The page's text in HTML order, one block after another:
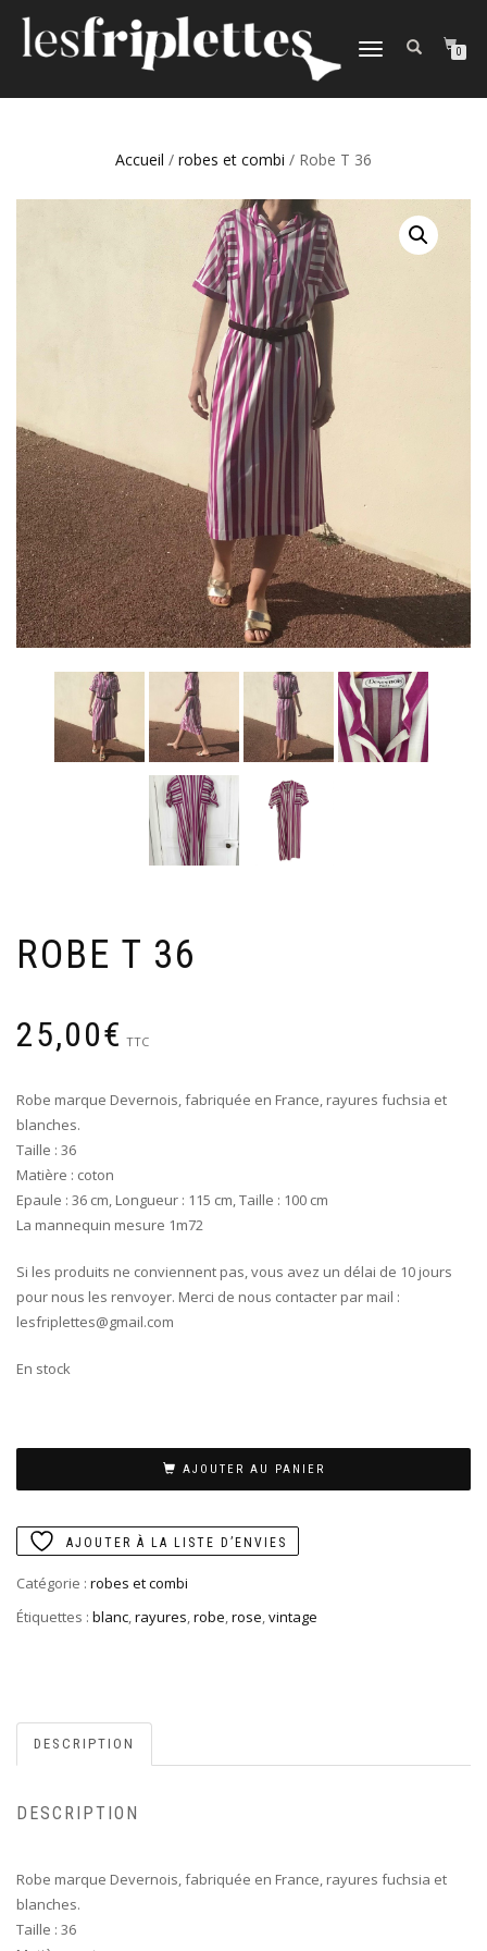
DÉPLIER
0
Accueil / robes et combi / Robe T 36
ROBE T 36
25,00€ TTC
Robe marque Devernois, fabriquée en France, rayures fuchsia et
blanches.
Taille : 36
Matière : coton
Epaule : 36 cm, Longueur : 115 cm, Taille : 100 cm
La mannequin mesure 1m72
Si les produits ne conviennent pas, vous avez un délai de 10 jours
pour nous les renvoyer. Merci de nous contacter par mail :
lesfriplettes@gmail.com
En stock
AJOUTER AU PANIER
AJOUTER À LA LISTE D’ENVIES
Catégorie : robes et combi
Étiquettes : blanc,rayures,robe,rose,vintage
DESCRIPTION
DESCRIPTION
Robe marque Devernois, fabriquée en France, rayures fuchsia et
blanches.
Taille : 36